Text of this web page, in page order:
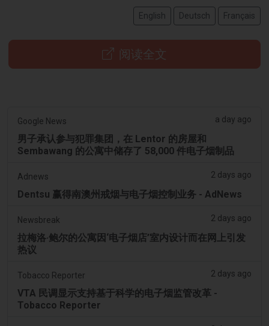
English Deutsch Français
阅读全文
Google News a day ago
男子承认参与犯罪集团，在 Lentor 的房屋和
Sembawang 的公寓中储存了 58,000 件电子烟制品
Adnews 2 days ago
Dentsu 赢得南澳州戒烟与电子烟控制业务 - AdNews
Newsbreak 2 days ago
拉梅洛·鲍尔的公寓因‘电子烟店’室内设计而在网上引发
热议
Tobacco Reporter 2 days ago
VTA 民调显示支持基于科学的电子烟监管改革 -
Tobacco Reporter